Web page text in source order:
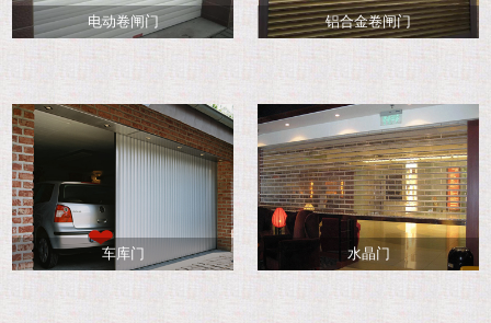
电动卷闸门 铝合金卷闸门
车库门 水晶门